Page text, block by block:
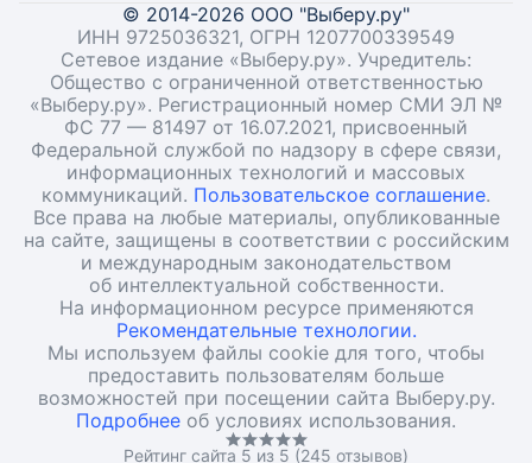
© 2014-2026 ООО "Выберу.ру"
ИНН 9725036321, ОГРН 1207700339549
Сетевое издание «Выберу.ру». Учредитель:
Общество с ограниченной ответственностью
«Выберу.ру». Регистрационный номер СМИ ЭЛ №
ФС 77 — 81497 от 16.07.2021, присвоенный
Федеральной службой по надзору в сфере связи,
информационных технологий и массовых
коммуникаций. Пользовательское соглашение.
Все права на любые материалы, опубликованные
на сайте, защищены в соответствии с российским
и международным законодательством
об интеллектуальной собственности.
На информационном ресурсе применяются
Рекомендательные технологии.
Мы используем файлы cookie для того, чтобы
предоставить пользователям больше
возможностей при посещении сайта Выберу.ру.
Подробнее об условиях использования.
Рейтинг сайта 5 из 5 (245 отзывов)